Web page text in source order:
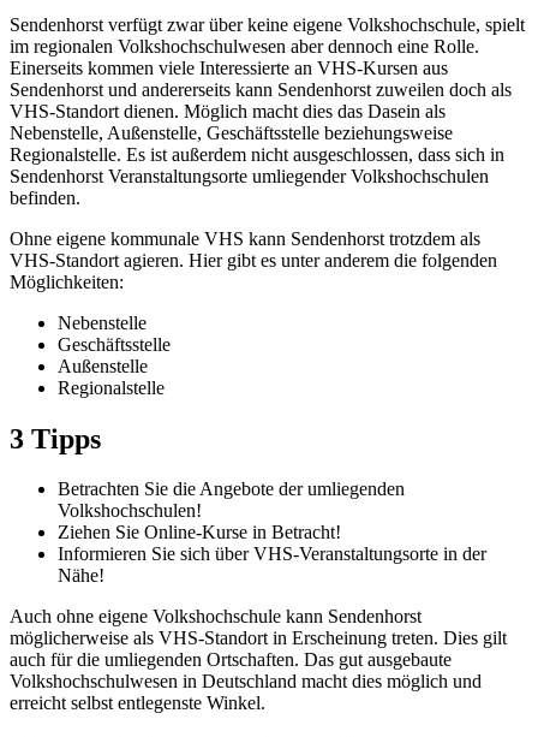
Sendenhorst verfügt zwar über keine eigene Volkshochschule, spielt
im regionalen Volkshochschulwesen aber dennoch eine Rolle.
Einerseits kommen viele Interessierte an VHS-Kursen aus
Sendenhorst und andererseits kann Sendenhorst zuweilen doch als
VHS-Standort dienen. Möglich macht dies das Dasein als
Nebenstelle, Außenstelle, Geschäftsstelle beziehungsweise
Regionalstelle. Es ist außerdem nicht ausgeschlossen, dass sich in
Sendenhorst Veranstaltungsorte umliegender Volkshochschulen
befinden.
Ohne eigene kommunale VHS kann Sendenhorst trotzdem als
VHS-Standort agieren. Hier gibt es unter anderem die folgenden
Möglichkeiten:
Nebenstelle
Geschäftsstelle
Außenstelle
Regionalstelle
3 Tipps
Betrachten Sie die Angebote der umliegenden
Volkshochschulen!
Ziehen Sie Online-Kurse in Betracht!
Informieren Sie sich über VHS-Veranstaltungsorte in der
Nähe!
Auch ohne eigene Volkshochschule kann Sendenhorst
möglicherweise als VHS-Standort in Erscheinung treten. Dies gilt
auch für die umliegenden Ortschaften. Das gut ausgebaute
Volkshochschulwesen in Deutschland macht dies möglich und
erreicht selbst entlegenste Winkel.